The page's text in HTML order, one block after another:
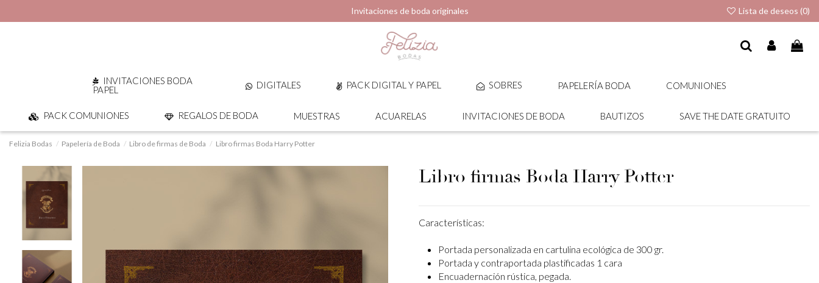
Invitaciones de boda originales Lista de deseos (0)
INVITACIONES BODA
PAPEL
DIGITALES PACK DIGITAL Y PAPEL SOBRES PAPELERÍA BODA COMUNIONES
PACK COMUNIONES REGALOS DE BODA MUESTRAS ACUARELAS INVITACIONES DE BODA BAUTIZOS SAVE THE DATE GRATUITO
Felizia Bodas Papelería de Boda Libro de firmas de Boda Libro firmas Boda Harry Potter
Libro firmas Boda Harry Potter
Características:
Portada personalizada en cartulina ecológica de 300 gr.
Portada y contraportada plastificadas 1 cara
Encuadernación rústica, pegada.